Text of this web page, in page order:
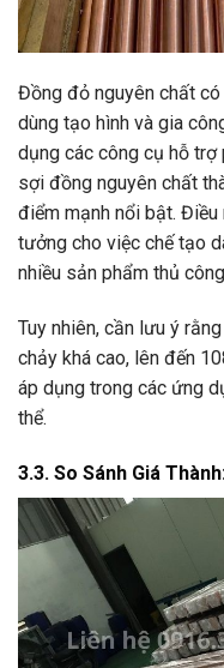
Đồng đỏ nguyên chất
dùng tạo hình và gia
dụng các công cụ hỗ trợ
sợi đồng nguyên chất
điểm mạnh nổi bật. Điều
tưởng cho việc chế tạo
nhiều sản phẩm thủ
Tuy nhiên, cần lưu ý
chảy khá cao, lên đến
áp dụng trong các ứng
thể.
3.3. So Sánh Giá